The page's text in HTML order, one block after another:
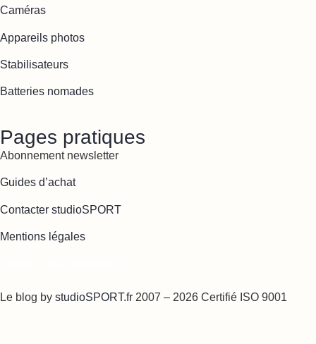
Caméras
Appareils photos
Stabilisateurs
Batteries nomades
Pages pratiques
Abonnement newsletter
Guides d’achat
Contacter studioSPORT
Mentions légales
Le blog by studioSPORT.fr 2007 – 2026 Certifié ISO 9001